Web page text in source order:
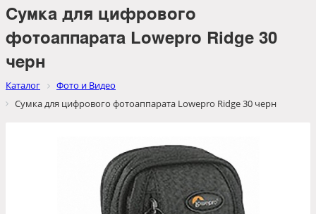
Сумка для цифрового
фотоаппарата Lowepro Ridge 30
черн
Каталог
Фото и Видео
Сумка для цифрового фотоаппарата Lowepro Ridge 30 черн